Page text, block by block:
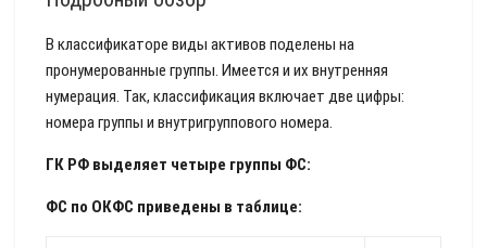
В классификаторе виды активов поделены на
пронумерованные группы. Имеется и их внутренняя
нумерация. Так, классификация включает две цифры:
номера группы и внутригруппового номера.
ГК РФ выделяет четыре группы ФС:
ФС по ОКФС приведены в таблице: